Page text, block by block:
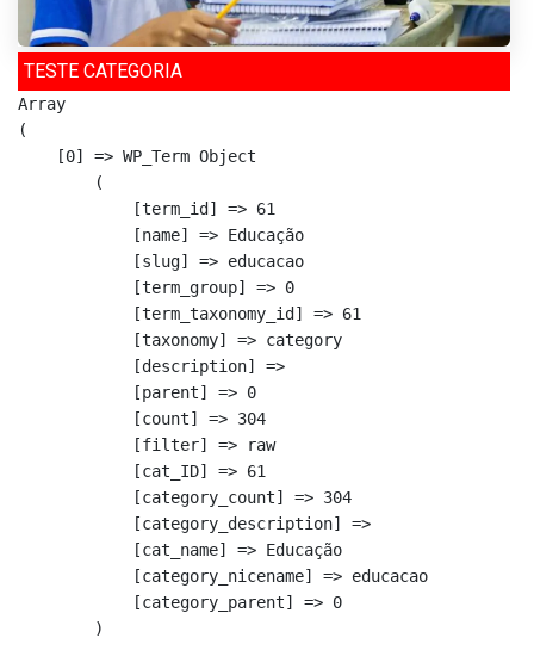
TESTE CATEGORIA
Array
(
    [0] => WP_Term Object
        (
            [term_id] => 61
            [name] => Educação
            [slug] => educacao
            [term_group] => 0
            [term_taxonomy_id] => 61
            [taxonomy] => category
            [description] =>
            [parent] => 0
            [count] => 304
            [filter] => raw
            [cat_ID] => 61
            [category_count] => 304
            [category_description] =>
            [cat_name] => Educação
            [category_nicename] => educacao
            [category_parent] => 0
        )